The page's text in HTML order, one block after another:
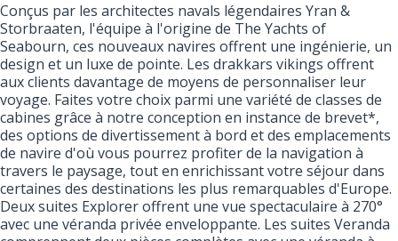
Conçus par les architectes navals légendaires Yran &
Storbraaten, l'équipe à l'origine de The Yachts of
Seabourn, ces nouveaux navires offrent une ingénierie, un
design et un luxe de pointe. Les drakkars vikings offrent
aux clients davantage de moyens de personnaliser leur
voyage. Faites votre choix parmi une variété de classes de
cabines grâce à notre conception en instance de brevet*,
des options de divertissement à bord et des emplacements
de navire d'où vous pourrez profiter de la navigation à
travers le paysage, tout en enrichissant votre séjour dans
certaines des destinations les plus remarquables d'Europe.
Deux suites Explorer offrent une vue spectaculaire à 270°
avec une véranda privée enveloppante. Les suites Veranda